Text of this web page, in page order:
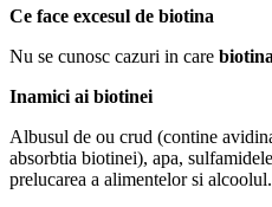
Ce face excesul de biotina
Nu se cunosc cazuri in care biotina
Inamici ai biotinei
Albusul de ou crud (contine
absorbtia biotinei), apa,
prelucarea a alimentelor si alcoolul.